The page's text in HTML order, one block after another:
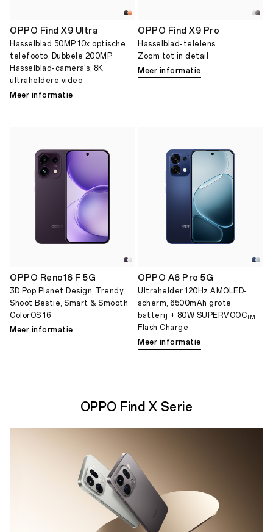
OPPO Find X9 Ultra
Hasselblad 50MP 10x optische
telefooto, Dubbele 200MP
Hasselblad-camera's, 8K
ultraheldere video
Meer informatie
OPPO Find X9 Pro
Hasselblad-telelens
Zoom tot in detail
Meer informatie
OPPO Reno16 F 5G
3D Pop Planet Design, Trendy
Shoot Bestie, Smart & Smooth
ColorOS 16
Meer informatie
OPPO A6 Pro 5G
Ultrahelder 120Hz AMOLED-
scherm, 6500mAh grote
batterij + 80W SUPERVOOCTM
Flash Charge
Meer informatie
OPPO Find X Serie